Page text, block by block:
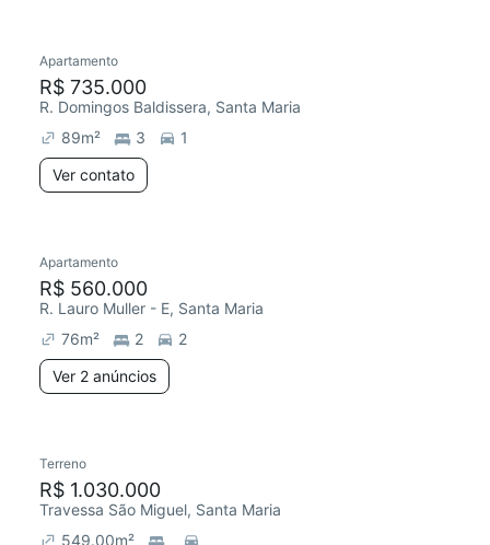
Apartamento
R$ 735.000
R. Domingos Baldissera, Santa Maria
89m² 3
1
Ver contato
Apartamento
R$ 560.000
R. Lauro Muller - E, Santa Maria
76m² 2
2
Ver 2 anúncios
Terreno
R$ 1.030.000
Travessa São Miguel, Santa Maria
549.00m²